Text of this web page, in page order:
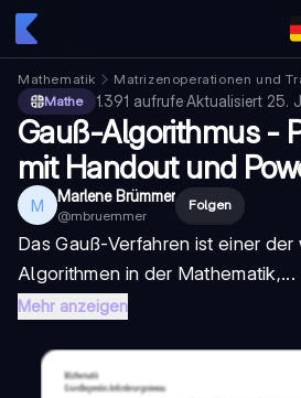
Mathematik Matrizenoperationen und
Mathe
1.391 aufrufe·Aktualisiert 25.
Gauß-Algorithmus -
mit Handout und
M Marlene Brümmer
@mbruemmer
Folgen
Das Gauß-Verfahren ist einer
Algorithmen in der Mathematik,...
Mehr anzeigen